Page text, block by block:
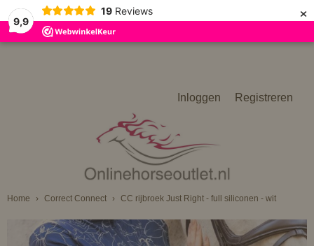
9,9
19 Reviews ×
Inloggen Registreren
Home › Correct Connect › CC rijbroek Just Right - full siliconen - wit